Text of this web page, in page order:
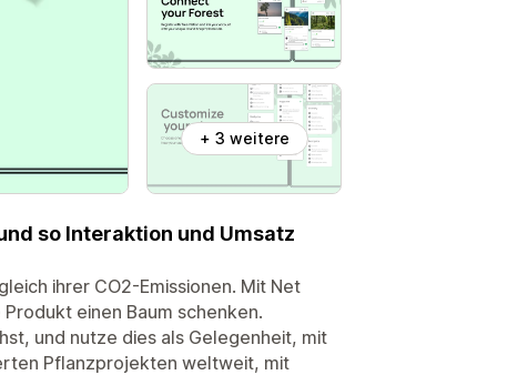
+ 3 weitere
so Interaktion und Umsatz
ihrer CO2-Emissionen. Mit Net
einen Baum schenken.
und nutze dies als Gelegenheit, mit
Pflanzprojekten weltweit, mit